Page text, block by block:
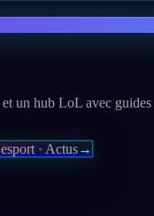
un hub LoL avec
· Actus→